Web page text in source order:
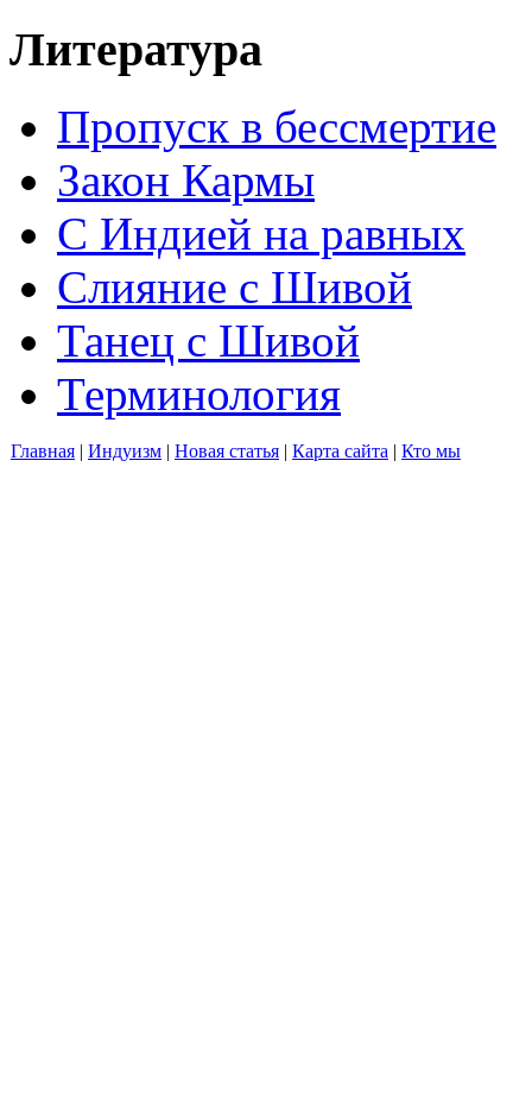
Литература
Пропуск в бессмертие
Закон Кармы
С Индией на равных
Слияние с Шивой
Танец с Шивой
Терминология
Главная | Индуизм | Новая статья | Карта сайта | Кто мы